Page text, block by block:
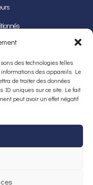
des technologies telles
des appareils. Le
de traiter des données
ID uniques sur ce site. Le fait
peut avoir un effet négatif